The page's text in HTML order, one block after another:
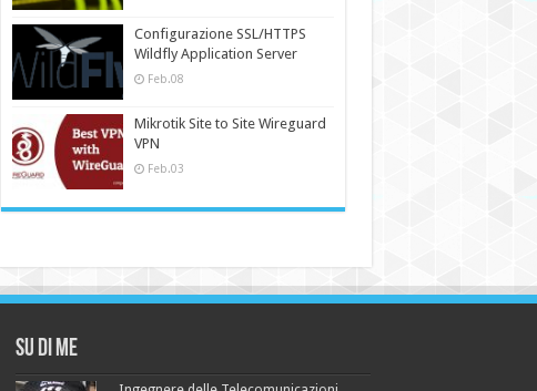
Configurazione SSL/HTTPS
Wildfly Application Server
Feb.08
Mikrotik Site to Site Wireguard
VPN
Feb.03
Su di me